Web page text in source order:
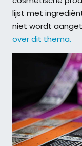
lijst met
niet wordt
over dit thema.